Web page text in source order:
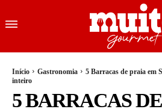
Início Gastronomia
5 Barracas de praia em
inteiro
5 BARRACAS